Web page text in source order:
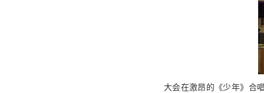
大会在激昂的《少年》合